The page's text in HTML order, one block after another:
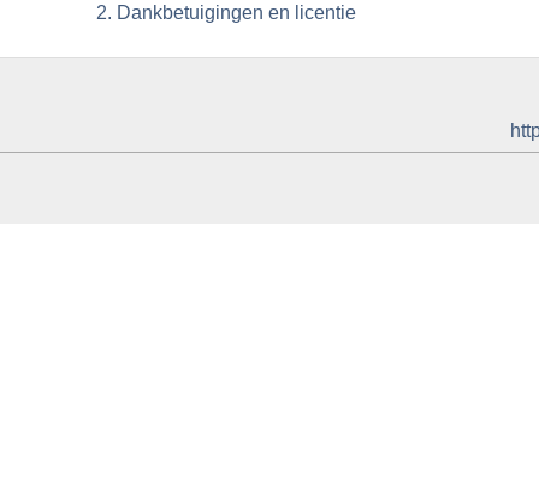
2. Dankbetuigingen en licentie